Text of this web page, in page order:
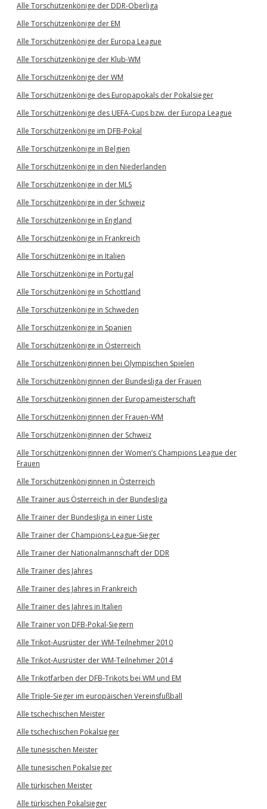
Alle Torschützenkönige der DDR-Oberliga
Alle Torschützenkönige der EM
Alle Torschützenkönige der Europa League
Alle Torschützenkönige der Klub-WM
Alle Torschützenkönige der WM
Alle Torschützenkönige des Europapokals der Pokalsieger
Alle Torschützenkönige des UEFA-Cups bzw. der Europa League
Alle Torschützenkönige im DFB-Pokal
Alle Torschützenkönige in Belgien
Alle Torschützenkönige in den Niederlanden
Alle Torschützenkönige in der MLS
Alle Torschützenkönige in der Schweiz
Alle Torschützenkönige in England
Alle Torschützenkönige in Frankreich
Alle Torschützenkönige in Italien
Alle Torschützenkönige in Portugal
Alle Torschützenkönige in Schottland
Alle Torschützenkönige in Schweden
Alle Torschützenkönige in Spanien
Alle Torschützenkönige in Österreich
Alle Torschützenköniginnen bei Olympischen Spielen
Alle Torschützenköniginnen der Bundesliga der Frauen
Alle Torschützenköniginnen der Europameisterschaft
Alle Torschützenköniginnen der Frauen-WM
Alle Torschützenköniginnen der Schweiz
Alle Torschützenköniginnen der Women’s Champions League der
Frauen
Alle Torschützenköniginnen in Österreich
Alle Trainer aus Österreich in der Bundesliga
Alle Trainer der Bundesliga in einer Liste
Alle Trainer der Champions-League-Sieger
Alle Trainer der Nationalmannschaft der DDR
Alle Trainer des Jahres
Alle Trainer des Jahres in Frankreich
Alle Trainer des Jahres in Italien
Alle Trainer von DFB-Pokal-Siegern
Alle Trikot-Ausrüster der WM-Teilnehmer 2010
Alle Trikot-Ausrüster der WM-Teilnehmer 2014
Alle Trikotfarben der DFB-Trikots bei WM und EM
Alle Triple-Sieger im europäischen Vereinsfußball
Alle tschechischen Meister
Alle tschechischen Pokalsieger
Alle tunesischen Meister
Alle tunesischen Pokalsieger
Alle türkischen Meister
Alle türkischen Pokalsieger